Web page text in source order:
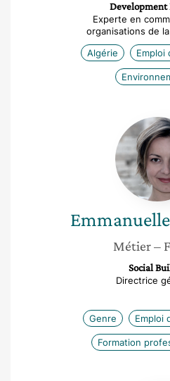
Development
Experte en
organisations de
Algérie
Emploi
Emmanuelle
Métier–
Social
Directrice
Genre Emploi
Formation